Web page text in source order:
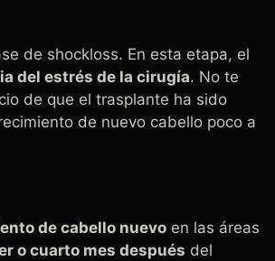
de shockloss. En esta etapa, el
del estrés de la cirugía. No te
de que el trasplante ha sido
de nuevo cabello poco a
de cabello nuevo en las áreas
o cuarto mes después del